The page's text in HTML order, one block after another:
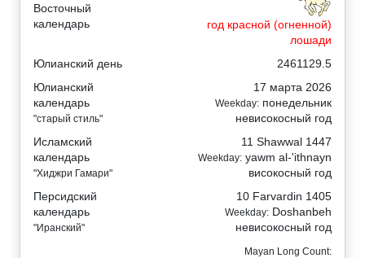
Восточный
календарь
год красной (огненной)
лошади
Юлианский день
2461129.5
Юлианский
календарь
"старый стиль"
17 марта 2026
Weekday: понедельник
невисокосный год
Исламский
календарь
"Хиджри Гамари"
11 Shawwal 1447
Weekday: yawm al-'ithnayn
високосный год
Персидский
календарь
"Иранский"
10 Farvardin 1405
Weekday: Doshanbeh
невисокосный год
Mayan Long Count: